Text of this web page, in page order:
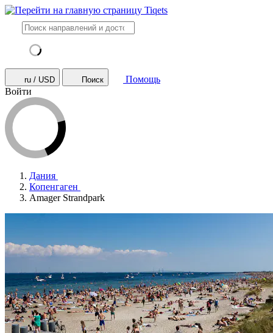
ru / USD Поиск
Помощь
Войти
Дания
Копенгаген
Amager Strandpark